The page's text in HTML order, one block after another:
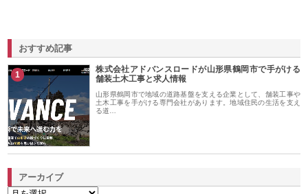
おすすめ記事
1
株式会社アドバンスロードが山形県鶴岡市で手がける
舗装土木工事と求人情報
山形県鶴岡市で地域の道路基盤を支える企業として、舗装工事や
土木工事を手がける専門会社があります。地域住民の生活を支え
る道…
アーカイブ